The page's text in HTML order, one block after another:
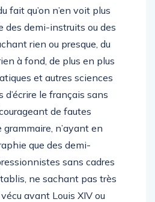
fait qu’on n’en voit plus
des demi-instruits ou des
rien ou presque, du
à fond, de plus en plus
et autres sciences
le français sans
de fautes
grammaire, n’ayant en
que des demi-
sans cadres
ne sachant pas très
avant Louis XIV ou